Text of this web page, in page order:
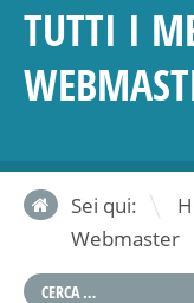
TUTTI I
Sei qui:
Webmaster